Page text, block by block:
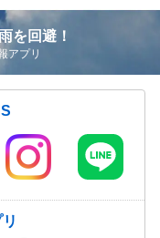
を回避！
アプリ